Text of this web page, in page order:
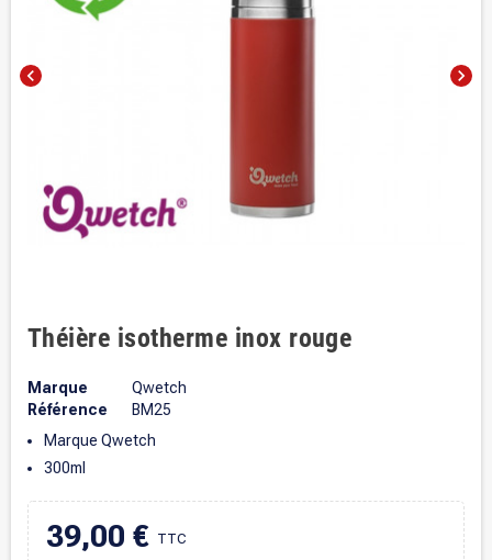
chevron_left chevron_right
Théière isotherme inox rouge
Marque
Qwetch
Référence
BM25
Marque Qwetch
300ml
39,00 € TTC